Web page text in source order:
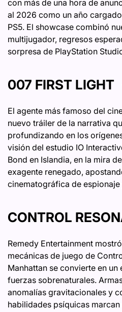
con más de una hora de
al 2026 como un año
PS5. El showcase combinó
multijugador, regresos
sorpresa de PlayStation
007 FIRST LIGHT
El agente más famoso del
nuevo tráiler de la narrativa
profundizando en los
visión del estudio IO
Bond en Islandia, en la mira
exagente renegado,
cinematográfica de
CONTROL
Remedy Entertainment
mecánicas de juego de
Manhattan se convierte en
fuerzas sobrenaturales.
anomalías gravitacionales y
habilidades psíquicas